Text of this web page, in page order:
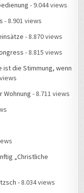
- 9.044 views
- 8.901 views
- 8.870 views
- 8.815 views
ist die Stimmung, wenn
Wohnung - 8.711 views
„Christliche
- 8.034 views